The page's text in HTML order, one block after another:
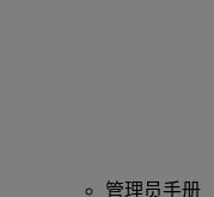
管理员手册